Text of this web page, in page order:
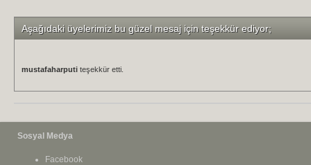
Aşağıdaki üyelerimiz bu güzel mesaj için teşekkür ediyor;
mustafaharputi teşekkür etti.
Sosyal Medya
Facebook